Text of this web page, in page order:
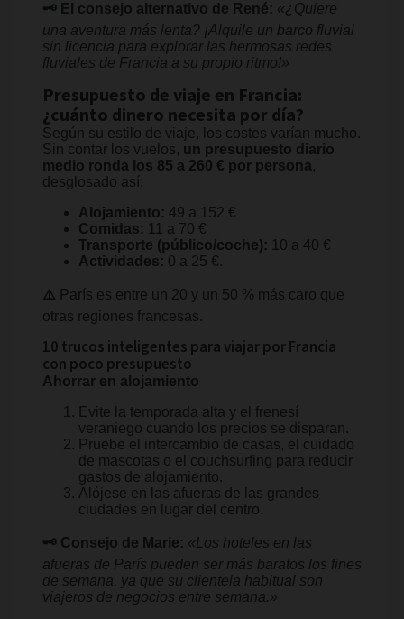
🗝️ El consejo alternativo de René: «¿Quiere
una aventura más lenta? ¡Alquile un barco fluvial
sin licencia para explorar las hermosas redes
fluviales de Francia a su propio ritmo!»
Presupuesto de viaje en Francia:
¿cuánto dinero necesita por día?
Según su estilo de viaje, los costes varían mucho.
Sin contar los vuelos, un presupuesto diario
medio ronda los 85 a 260 € por persona,
desglosado así:
Alojamiento: 49 a 152 €
Comidas: 11 a 70 €
Transporte (público/coche): 10 a 40 €
Actividades: 0 a 25 €.
⚠️ París es entre un 20 y un 50 % más caro que
otras regiones francesas.
10 trucos inteligentes para viajar por Francia
con poco presupuesto
Ahorrar en alojamiento
Evite la temporada alta y el frenesí
veraniego cuando los precios se disparan.
Pruebe el intercambio de casas, el cuidado
de mascotas o el couchsurfing para reducir
gastos de alojamiento.
Alójese en las afueras de las grandes
ciudades en lugar del centro.
🗝️ Consejo de Marie: «Los hoteles en las
afueras de París pueden ser más baratos los fines
de semana, ya que su clientela habitual son
viajeros de negocios entre semana.»